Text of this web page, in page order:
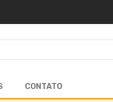
CONTATO